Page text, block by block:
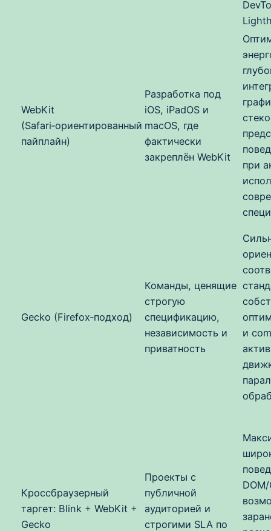
WebKit
(Safari‑ориентированный
пайплайн)
Разработка под
iOS, iPadOS и
macOS, где
фактически
закреплён WebKit
при
Gecko (Firefox‑подход)
Команды, ценящие
строгую
спецификацию,
независимость и
приватность
и
Кроссбраузерный
таргет: Blink + WebKit +
Gecko
Проекты с
публичной
аудиторией и
строгими SLA по